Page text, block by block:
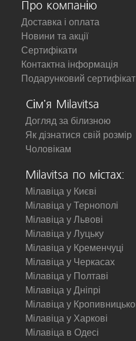
Про компанію
Доставка і оплата
Новини та акції
Сертифікати
Контактна інформація
Подарунковий сертифікат
Сім'я Milavitsa
Догляд за білизною
Як дізнатися свій розмір
Чоловікам
Milavitsa по містах:
Мілавіца у Києві
Мілавіца у Тернополі
Мілавіца у Львові
Мілавіца у Луцьку
Мілавіца у Кременчуці
Мілавіца у Черкасах
Мілавіца у Полтаві
Мілавіца у Дніпрі
Мілавіца у
Мілавіца у Харкові
Мілавіца в Одесі